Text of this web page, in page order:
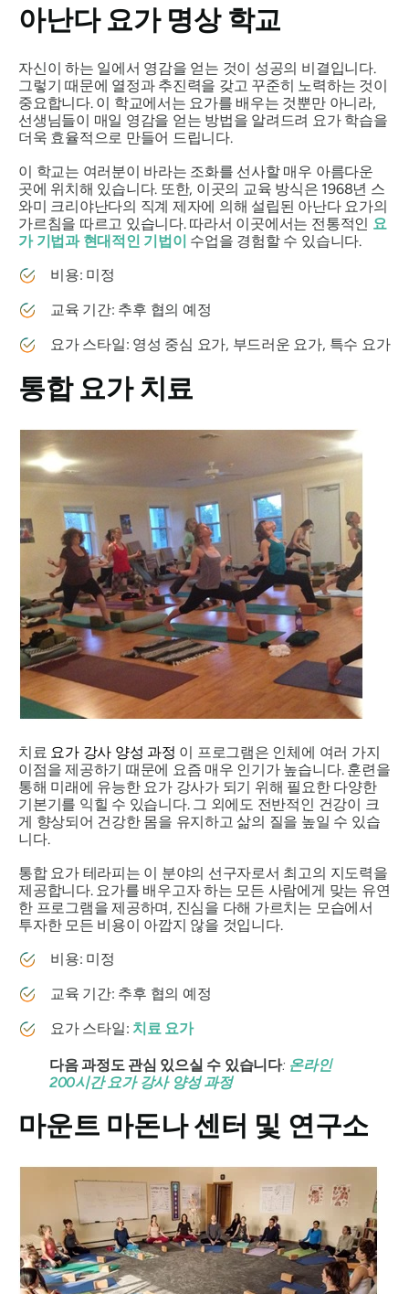
아난다 요가 명상 학교
자신이 하는 일에서 영감을 얻는 것이 성공의 비결입니다.
그렇기 때문에 열정과 추진력을 갖고 꾸준히 노력하는 것이
중요합니다. 이 학교에서는 요가를 배우는 것뿐만 아니라,
선생님들이 매일 영감을 얻는 방법을 알려드려 요가 학습을
더욱 효율적으로 만들어 드립니다.
이 학교는 여러분이 바라는 조화를 선사할 매우 아름다운
곳에 위치해 있습니다. 또한, 이곳의 교육 방식은 1968년 스
와미 크리야난다의 직계 제자에 의해 설립된 아난다 요가의
가르침을 따르고 있습니다. 따라서 이곳에서는 전통적인 요
가 기법과 현대적인 기법이 수업을 경험할 수 있습니다.
비용: 미정
교육 기간: 추후 협의 예정
요가 스타일: 영성 중심 요가, 부드러운 요가, 특수 요가
통합 요가 치료
치료 요가 강사 양성 과정 이 프로그램은 인체에 여러 가지
이점을 제공하기 때문에 요즘 매우 인기가 높습니다. 훈련을
통해 미래에 유능한 요가 강사가 되기 위해 필요한 다양한
기본기를 익힐 수 있습니다. 그 외에도 전반적인 건강이 크
게 향상되어 건강한 몸을 유지하고 삶의 질을 높일 수 있습
니다.
통합 요가 테라피는 이 분야의 선구자로서 최고의 지도력을
제공합니다. 요가를 배우고자 하는 모든 사람에게 맞는 유연
한 프로그램을 제공하며, 진심을 다해 가르치는 모습에서
투자한 모든 비용이 아깝지 않을 것입니다.
비용: 미정
교육 기간: 추후 협의 예정
요가 스타일: 치료 요가
다음 과정도 관심 있으실 수 있습니다: 온라인
200시간 요가 강사 양성 과정
마운트 마돈나 센터 및 연구소